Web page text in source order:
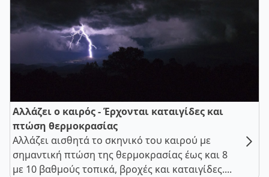
Αλλάζει ο καιρός - Έρχονται καταιγίδες και
πτώση θερμοκρασίας
Αλλάζει αισθητά το σκηνικό του καιρού με
σημαντική πτώση της θερμοκρασίας έως και 8
με 10 βαθμούς τοπικά, βροχές και καταιγίδες....